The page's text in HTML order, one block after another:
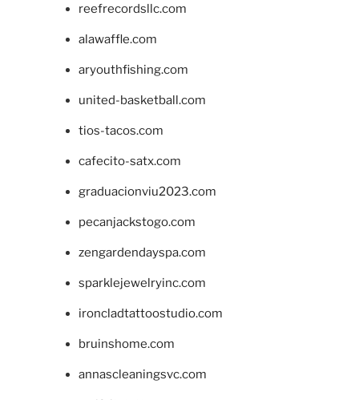
reefrecordsllc.com
alawaffle.com
aryouthfishing.com
united-basketball.com
tios-tacos.com
cafecito-satx.com
graduacionviu2023.com
pecanjackstogo.com
zengardendayspa.com
sparklejewelryinc.com
ironcladtattoostudio.com
bruinshome.com
annascleaningsvc.com